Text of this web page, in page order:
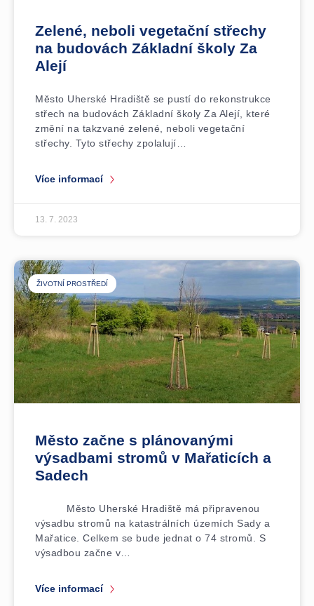
Zelené, neboli vegetační střechy
na budovách Základní školy Za
Alejí
Město Uherské Hradiště se pustí do rekonstrukce
střech na budovách Základní školy Za Alejí, které
změní na takzvané zelené, neboli vegetační
střechy. Tyto střechy zpolalují…
Více informací
13. 7. 2023
ŽIVOTNÍ PROSTŘEDÍ
Město začne s plánovanými
výsadbami stromů v Mařaticích a
Sadech
Město Uherské Hradiště má připravenou
výsadbu stromů na katastrálních územích Sady a
Mařatice. Celkem se bude jednat o 74 stromů. S
výsadbou začne v…
Více informací